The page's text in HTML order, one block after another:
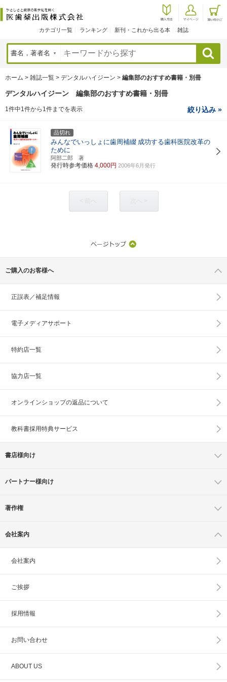
カテゴリ一覧 ランキング 新刊・これから出る本 雑誌
検索
ホーム > 雑誌一覧 > デンタルハイジーン > 編集部のおすすめ書籍・別冊
デンタルハイジーン 編集部のおすすめ書籍・別冊
1件中1件から1件までを表示 絞り込み »
品切れ
みんなでいっしょに歯周補綴 成功する歯科医院改革の
ために
阿部二郎 著
発行時参考価格 4,000円 2006年6月発行
ご購入のお客様へ
正誤表／補足情報
電子メディアサポート
特約店一覧
協力店一覧
オンラインショップの返品について
教科書採用特典サービス
書店様向け
パートナー様向け
著作権
会社案内
会社案内
ご挨拶
採用情報
お問い合わせ
ABOUT US